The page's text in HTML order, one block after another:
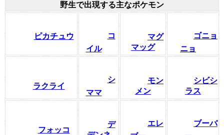
野生で出現する主なポケモン
ピカチュウ
コ
イル
マグ
マッグ
ゴニョ
ニョ
ラクライ
シ
ママ
モン
メン
シビシ
ラス
フォッコ
デ
エレ
ブーバ